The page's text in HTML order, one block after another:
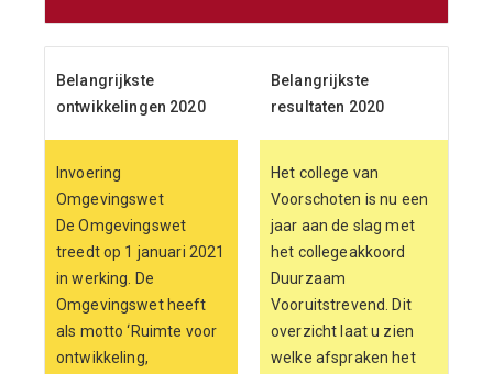
Belangrijkste
ontwikkelingen 2020
Belangrijkste
resultaten 2020
Invoering
Omgevingswet
De Omgevingswet
treedt op 1 januari 2021
in werking. De
Omgevingswet heeft
als motto ‘Ruimte voor
ontwikkeling,
Het college van
Voorschoten is nu een
jaar aan de slag met
het collegeakkoord
Duurzaam
Vooruitstrevend. Dit
overzicht laat u zien
welke afspraken het